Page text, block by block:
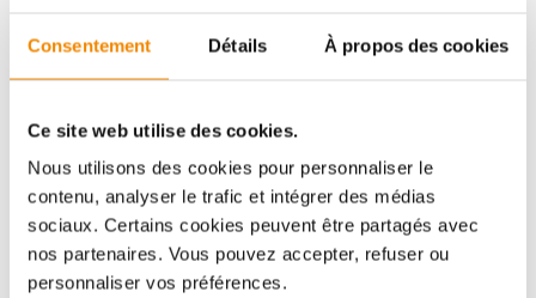
Consentement Détails À propos des cookies
Ce site web utilise des cookies.
Nous utilisons des cookies pour personnaliser le
contenu, analyser le trafic et intégrer des médias
sociaux. Certains cookies peuvent être partagés avec
nos partenaires. Vous pouvez accepter, refuser ou
personnaliser vos préférences.
Votre conseiller en matière de poêles
et de cheminées: